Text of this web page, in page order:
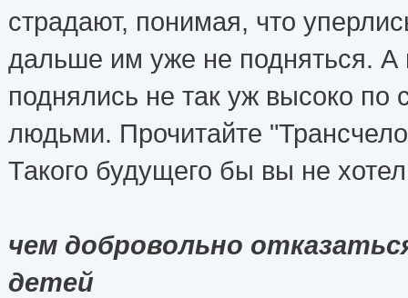
страдают, понимая, что
дальше им уже не подняться. А
поднялись не так уж высоко по
людьми. Прочитайте
Такого будущего бы вы не
чем добровольно
детей